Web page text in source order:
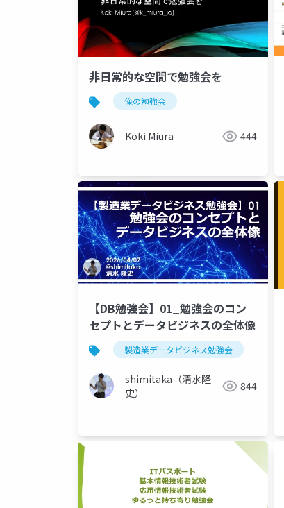
非日常的な空間で勉強会を
俺の勉強会
Koki Miura 444
【DB勉強会】01_勉強会のコン
セプトとデータビジネスの全体像
製造業データビジネス勉強会
shimitaka（清水隆
史）
844